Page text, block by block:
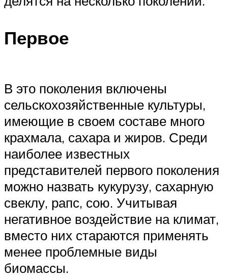
Первое
В это поколения включены
сельскохозяйственные культуры,
имеющие в своем составе много
крахмала, сахара и жиров. Среди
наиболее известных
представителей первого поколения
можно назвать кукурузу, сахарную
свеклу, рапс, сою. Учитывая
негативное воздействие на климат,
вместо них стараются применять
менее проблемные виды
биомассы.